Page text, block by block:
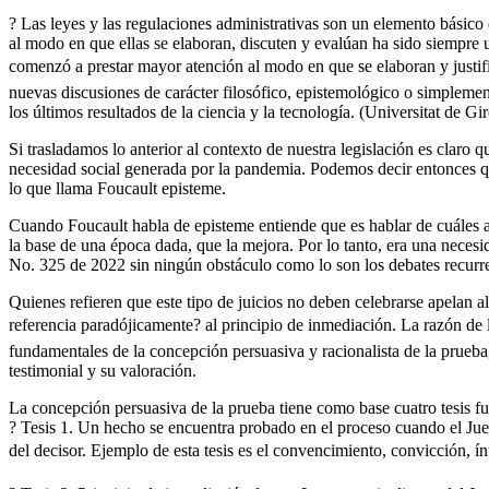
? Las leyes y las regulaciones administrativas son un elemento
al modo en que ellas se elaboran, discuten y evalúan ha sido
comenzó a prestar mayor atención al modo en que se elaboran y
nuevas discusiones de carácter filosófico, epistemológico o
los últimos resultados de la ciencia y la tecnología. (Universitat de
Si trasladamos lo anterior al contexto de nuestra legislación es claro
necesidad social generada por la pandemia. Podemos decir
lo que llama Foucault episteme.
Cuando Foucault habla de episteme entiende que es hablar de
la base de una época dada, que la mejora. Por lo tanto, era una
No. 325 de 2022 sin ningún obstáculo como lo son los debates
Quienes refieren que este tipo de juicios no deben celebrarse
referencia paradójicamente? al principio de inmediación. La razón
fundamentales de la concepción persuasiva y racionalista de la
testimonial y su valoración.
La concepción persuasiva de la prueba tiene como base cuatro tesis
? Tesis 1. Un hecho se encuentra probado en el proceso cuando el
del decisor. Ejemplo de esta tesis es el convencimiento, convicción,